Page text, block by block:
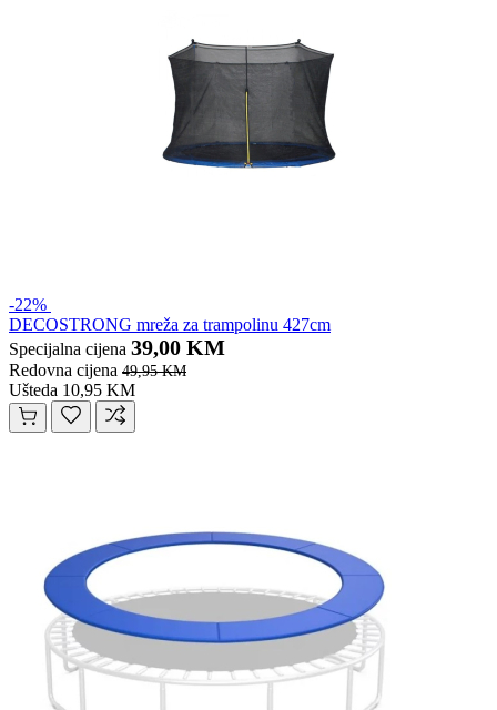
-22%
DECOSTRONG mreža za trampolinu 427cm
Specijalna cijena 39,00 KM
Redovna cijena 49,95 KM
Ušteda 10,95 KM